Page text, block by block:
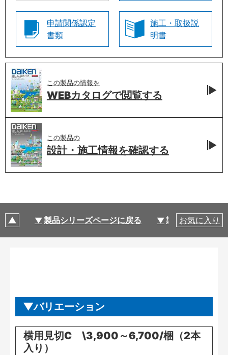
申請関係認定
書類
施工・取扱説
明書
この製品の情報を
WEBカタログで閲覧する
この製品の
設計・施工情報を確認する
製品シリーズページに戻る 製品仕様
お気に入り
バリエーション
横用見切C \3,900～6,700/梱（2本
入り）